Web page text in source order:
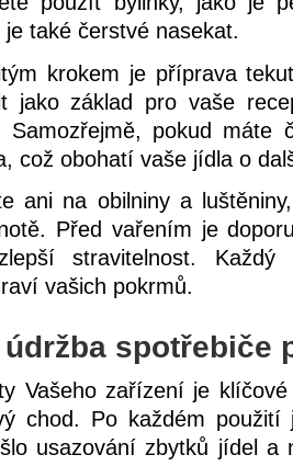
také čerstvé nasekat.
krokem je příprava
jako základ pro vaše
Samozřejmě, pokud máte
což obohatí vaše jídla o
ani na obilniny a
Před vařením je
stravitelnost.
vašich pokrmů.
spotřebiče
Vašeho zařízení je
chod. Po každém
usazování zbytků jídel a